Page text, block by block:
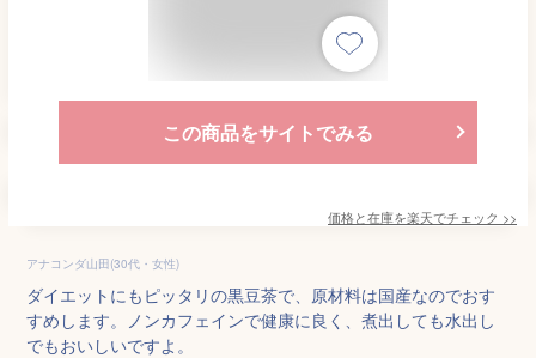
この商品をサイトでみる
価格と在庫を楽天でチェック >>
アナコンダ山田(30代・女性)
ダイエットにもピッタリの黒豆茶で、原材料は国産なのでおす
すめします。ノンカフェインで健康に良く、煮出しても水出し
でもおいしいですよ。